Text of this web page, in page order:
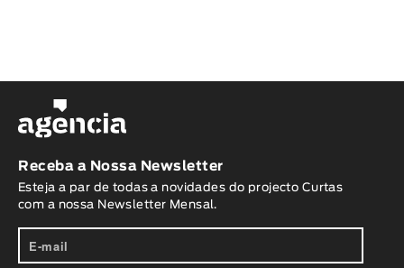
Receba a Nossa Newsletter
Esteja a par de todas a novidades do projecto Curtas
com a nossa Newsletter Mensal.